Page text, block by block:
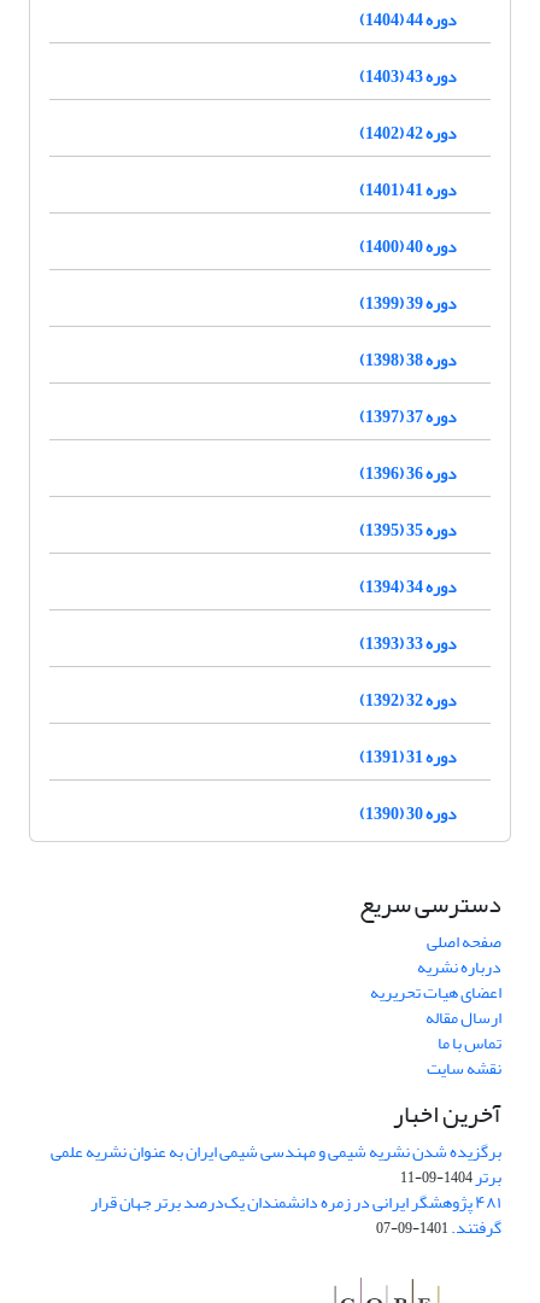
دوره 44 (1404)
دوره 43 (1403)
دوره 42 (1402)
دوره 41 (1401)
دوره 40 (1400)
دوره 39 (1399)
دوره 38 (1398)
دوره 37 (1397)
دوره 36 (1396)
دوره 35 (1395)
دوره 34 (1394)
دوره 33 (1393)
دوره 32 (1392)
دوره 31 (1391)
دوره 30 (1390)
دسترسی سریع
صفحه اصلی
درباره نشریه
اعضای هیات تحریریه
ارسال مقاله
تماس با ما
نقشه سایت
آخرین اخبار
برگزیده شدن نشریه شیمی و مهندسی شیمی ایران به عنوان نشریه علمی
برتر1404-09-11
۴۸۱ پژوهشگر ایرانی در زمره دانشمندان یک‌درصد برتر جهان قرار
گرفتند.1401-09-07